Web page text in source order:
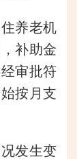
养老机
补助金
审批符
按月支
发生变